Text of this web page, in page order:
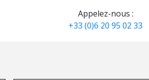
Appelez-nous :
+33 (0)6 20 95 02 33